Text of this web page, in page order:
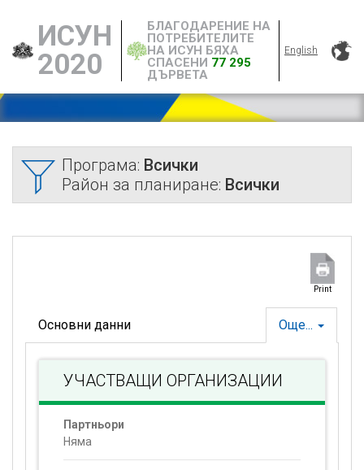
ИСУН
2020
БЛАГОДАРЕНИЕ НА
ПОТРЕБИТЕЛИТЕ
НА ИСУН БЯХА
СПАСЕНИ 77 295
ДЪРВЕТА
English
Програма: Всички
Район за планиране: Всички
Print
Още...
Основни данни
УЧАСТВАЩИ ОРГАНИЗАЦИИ
Партньори
Няма